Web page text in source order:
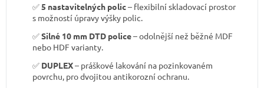
✅5 nastavitelných polic– flexibilní skladovací prostor
s možností úpravy výšky polic.
✅Silné 10 mm DTD police– odolnější než běžné MDF
nebo HDF varianty.
✅ DUPLEX– práškové lakování na pozinkovaném
povrchu, pro dvojitou antikorozní ochranu.